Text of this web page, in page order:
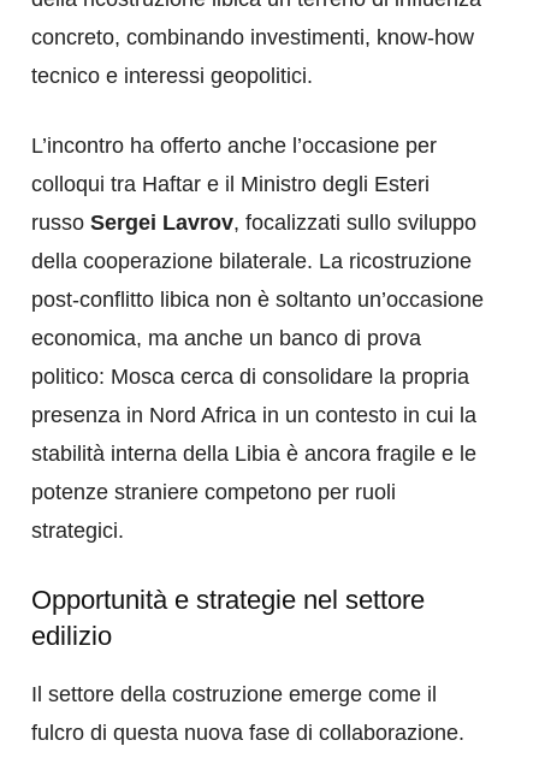
concreto, combinando investimenti, know-how
tecnico e interessi geopolitici.
L’incontro ha offerto anche l’occasione per
colloqui tra Haftar e il Ministro degli Esteri
russo Sergei Lavrov, focalizzati sullo sviluppo
della cooperazione bilaterale. La ricostruzione
post-conflitto libica non è soltanto un’occasione
economica, ma anche un banco di prova
politico: Mosca cerca di consolidare la propria
presenza in Nord Africa in un contesto in cui la
stabilità interna della Libia è ancora fragile e le
potenze straniere competono per ruoli
strategici.
Opportunità e strategie nel settore
edilizio
Il settore della costruzione emerge come il
fulcro di questa nuova fase di collaborazione.